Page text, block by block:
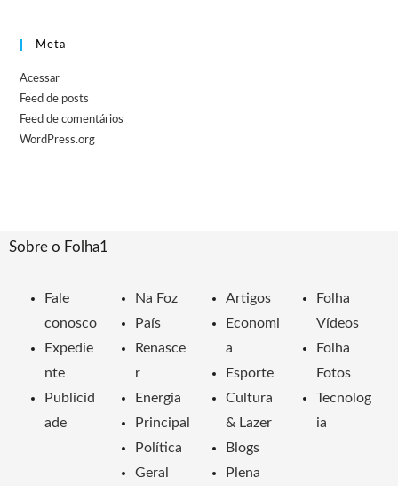
Meta
Acessar
Feed de posts
Feed de comentários
WordPress.org
Sobre o Folha1
Fale
conosco
Expedie
nte
Publicid
ade
Na Foz
País
Renasce
r
Energia
Principal
Política
Geral
Artigos
Economi
a
Esporte
Cultura
& Lazer
Blogs
Plena
Folha
Vídeos
Folha
Fotos
Tecnolog
ia